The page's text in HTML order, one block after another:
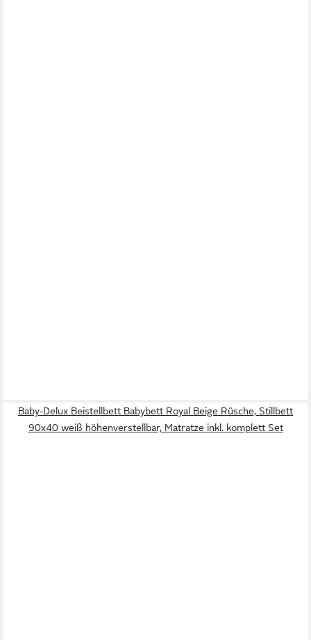
Baby-Delux Beistellbett Babybett Royal Beige Rüsche, Stillbett
90x40 weiß höhenverstellbar, Matratze inkl. komplett Set